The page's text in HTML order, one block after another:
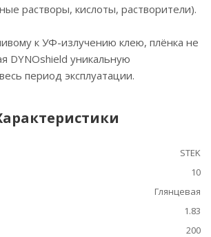
растворы, кислоты, растворители).
к УФ-излучению клею, плёнка не
DYNOshield уникальную
период эксплуатации.
STEK
10
Глянцевая
1.83
200